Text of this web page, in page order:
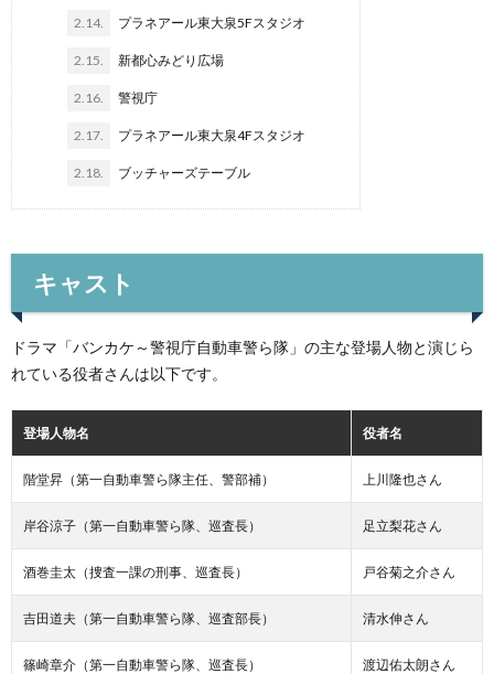
2.14. プラネアール東大泉5Fスタジオ
2.15. 新都心みどり広場
2.16. 警視庁
2.17. プラネアール東大泉4Fスタジオ
2.18. ブッチャーズテーブル
キャスト
ドラマ「バンカケ～警視庁自動車警ら隊」の主な登場人物と演じら
れている役者さんは以下です。
登場人物名 役者名
階堂昇（第一自動車警ら隊主任、警部補） 上川隆也さん
岸谷涼子（第一自動車警ら隊、巡査長） 足立梨花さん
酒巻圭太（捜査一課の刑事、巡査長） 戸谷菊之介さん
吉田道夫（第一自動車警ら隊、巡査部長） 清水伸さん
篠崎章介（第一自動車警ら隊、巡査長） 渡辺佑太朗さん